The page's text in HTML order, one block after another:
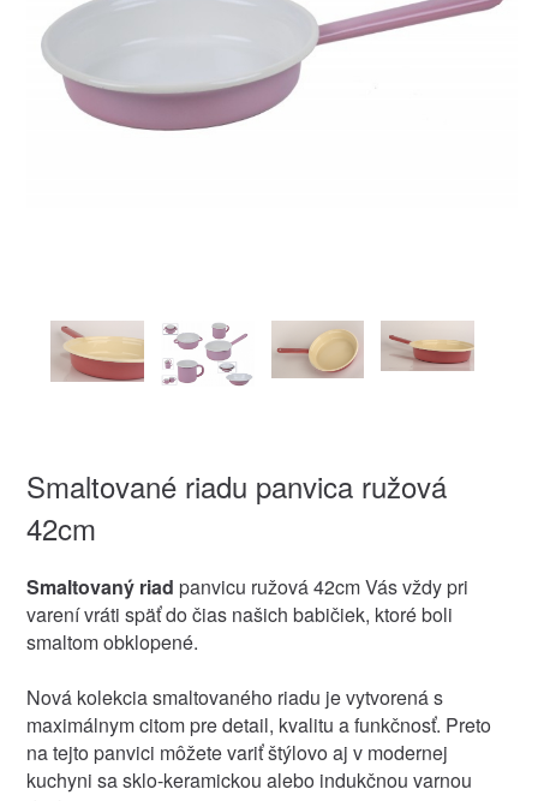
Smaltované riadu panvica ružová
42cm
Smaltovaný riad panvicu ružová 42cm Vás vždy pri
varení vráti späť do čias našich babičiek, ktoré boli
smaltom obklopené.
Nová kolekcia smaltovaného riadu je vytvorená s
maximálnym citom pre detail, kvalitu a funkčnosť. Preto
na tejto panvici môžete variť štýlovo aj v modernej
kuchyni sa sklo-keramickou alebo indukčnou varnou